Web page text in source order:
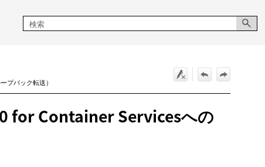
プバック転送）
for Container Servicesへの